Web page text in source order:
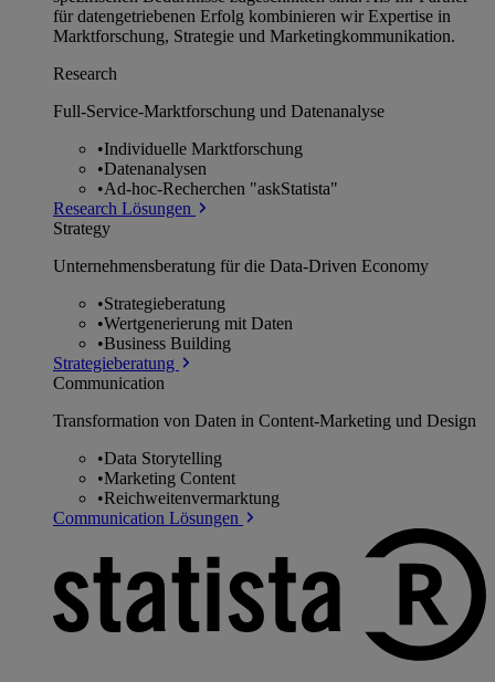
für datengetriebenen Erfolg kombinieren wir Expertise in
Marktforschung, Strategie und Marketingkommunikation.
Research
Full-Service-Marktforschung und Datenanalyse
•Individuelle Marktforschung
•Datenanalysen
•Ad-hoc-Recherchen "askStatista"
Research Lösungen
Strategy
Unternehmens­beratung für die Data-Driven Economy
•Strategieberatung
•Wertgenerierung mit Daten
•Business Building
Strategieberatung
Communication
Transformation von Daten in Content-Marketing und Design
•Data Storytelling
•Marketing Content
•Reichweitenvermarktung
Communication Lösungen